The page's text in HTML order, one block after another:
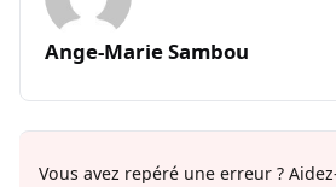
Ange-Marie Sambou
Vous avez repéré une erreur ?